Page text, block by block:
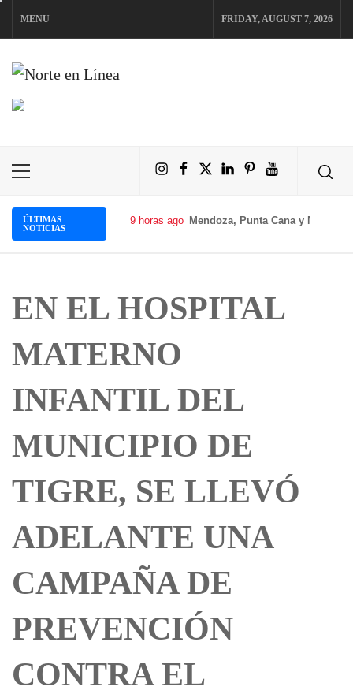
Skip
to
content
MENU FRIDAY, AUGUST 7, 2026
NORTE EN LÍNEA
Primary
InstagramFacebook
X LinkedInPinterestYouTube
ÚLTIMAS
NOTICIAS
9 horas ago Mendoza, Punta Cana y Miami
EN EL HOSPITAL
MATERNO
INFANTIL DEL
MUNICIPIO DE
TIGRE, SE LLEVÓ
ADELANTE UNA
CAMPAÑA DE
PREVENCIÓN
CONTRA EL